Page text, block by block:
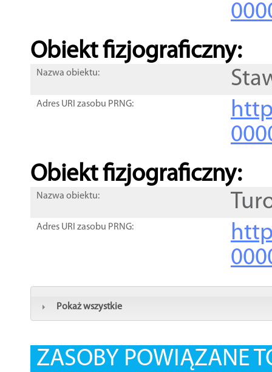
Obiekt fizjograficzny:
Nazwa obiektu:
Adres URI zasobu PRNG:
Obiekt fizjograficzny:
Nazwa obiektu:
Adres URI zasobu PRNG:
Pokaż wszystkie
ZASOBY POWIĄZANE